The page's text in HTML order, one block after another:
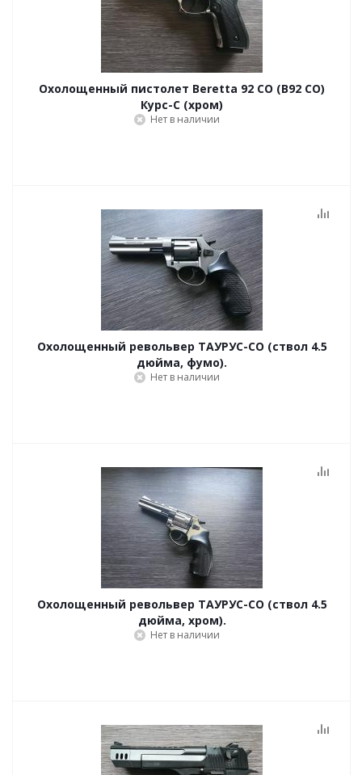
Охолощенный пистолет Beretta 92 СО (B92 СО)
Курс-С (хром)
Нет в наличии
Охолощенный револьвер ТАУРУС-СО (ствол 4.5
дюйма, фумо).
Нет в наличии
Охолощенный револьвер ТАУРУС-СО (ствол 4.5
дюйма, хром).
Нет в наличии